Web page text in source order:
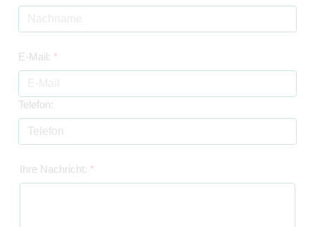
E-Mail: *
Telefon:
Ihre Nachricht: *